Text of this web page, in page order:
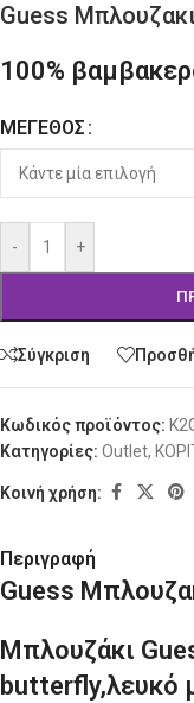
Guess
100%
ΜΈΓΕΘΟΣ
- +
Alternative:
Σύγκριση
Κωδικός προϊόντος:
Κατηγορίες: Outlet,
Κοινή χρήση:
Περιγραφή
Guess
Μπλουζάκι
butterfly,λευκό